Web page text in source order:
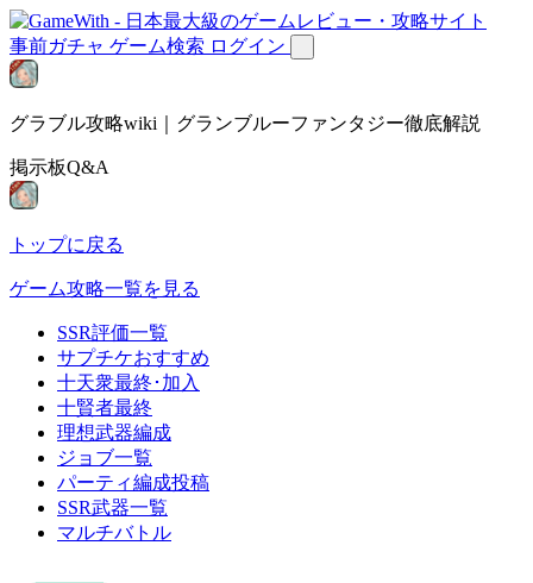
事前ガチャ ゲーム検索 ログイン
グラブル攻略wiki｜グランブルーファンタジー徹底解説
掲示板Q&A
トップに戻る
ゲーム攻略一覧を見る
SSR評価一覧
サプチケおすすめ
十天衆最終･加入
十賢者最終
理想武器編成
ジョブ一覧
パーティ編成投稿
SSR武器一覧
マルチバトル